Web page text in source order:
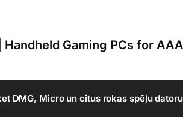
Handheld Gaming PCs for
DMG, Micro un citus rokas spēļu